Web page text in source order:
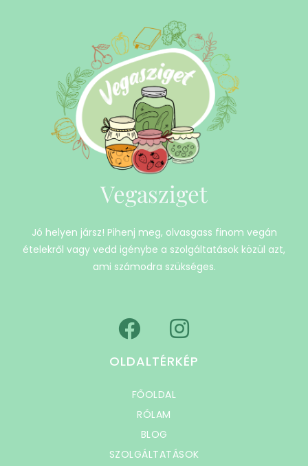
Vegasziget
Jó helyen jársz! Pihenj meg, olvasgass finom vegán
ételekről vagy vedd igénybe a szolgáltatások közül azt,
ami számodra szükséges.
OLDALTÉRKÉP
FŐOLDAL
RÓLAM
BLOG
SZOLGÁLTATÁSOK